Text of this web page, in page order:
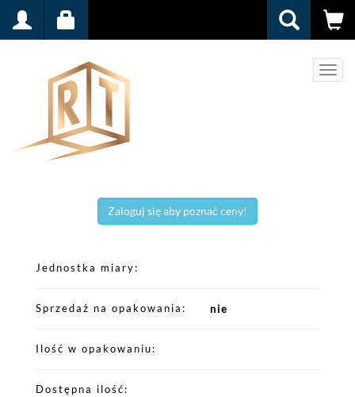
Menu
Zaloguj się aby poznać ceny!
Jednostka miary
Sprzedaż na opakowania nie
Ilość w opakowaniu
Dostępna ilość